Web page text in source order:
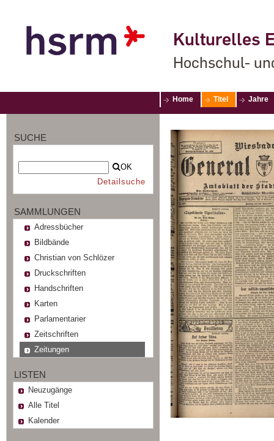
Kulturelles
Hochschul-
Home Titel Jahre
SUCHE
OK
Detailsuche
SAMMLUNGEN
Adressbücher
Bildbände
Christian von Schlözer
Druckschriften
Handschriften
Karten
Parlamentarier
Zeitschriften
Zeitungen
LISTEN
Neuzugänge
Alle Titel
Kalender